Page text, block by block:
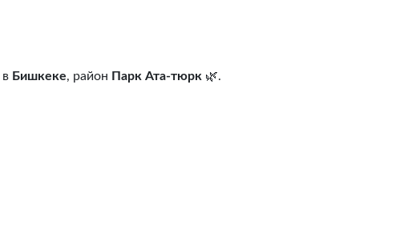
в Бишкеке, район Парк Ата-тюрк 🌿.